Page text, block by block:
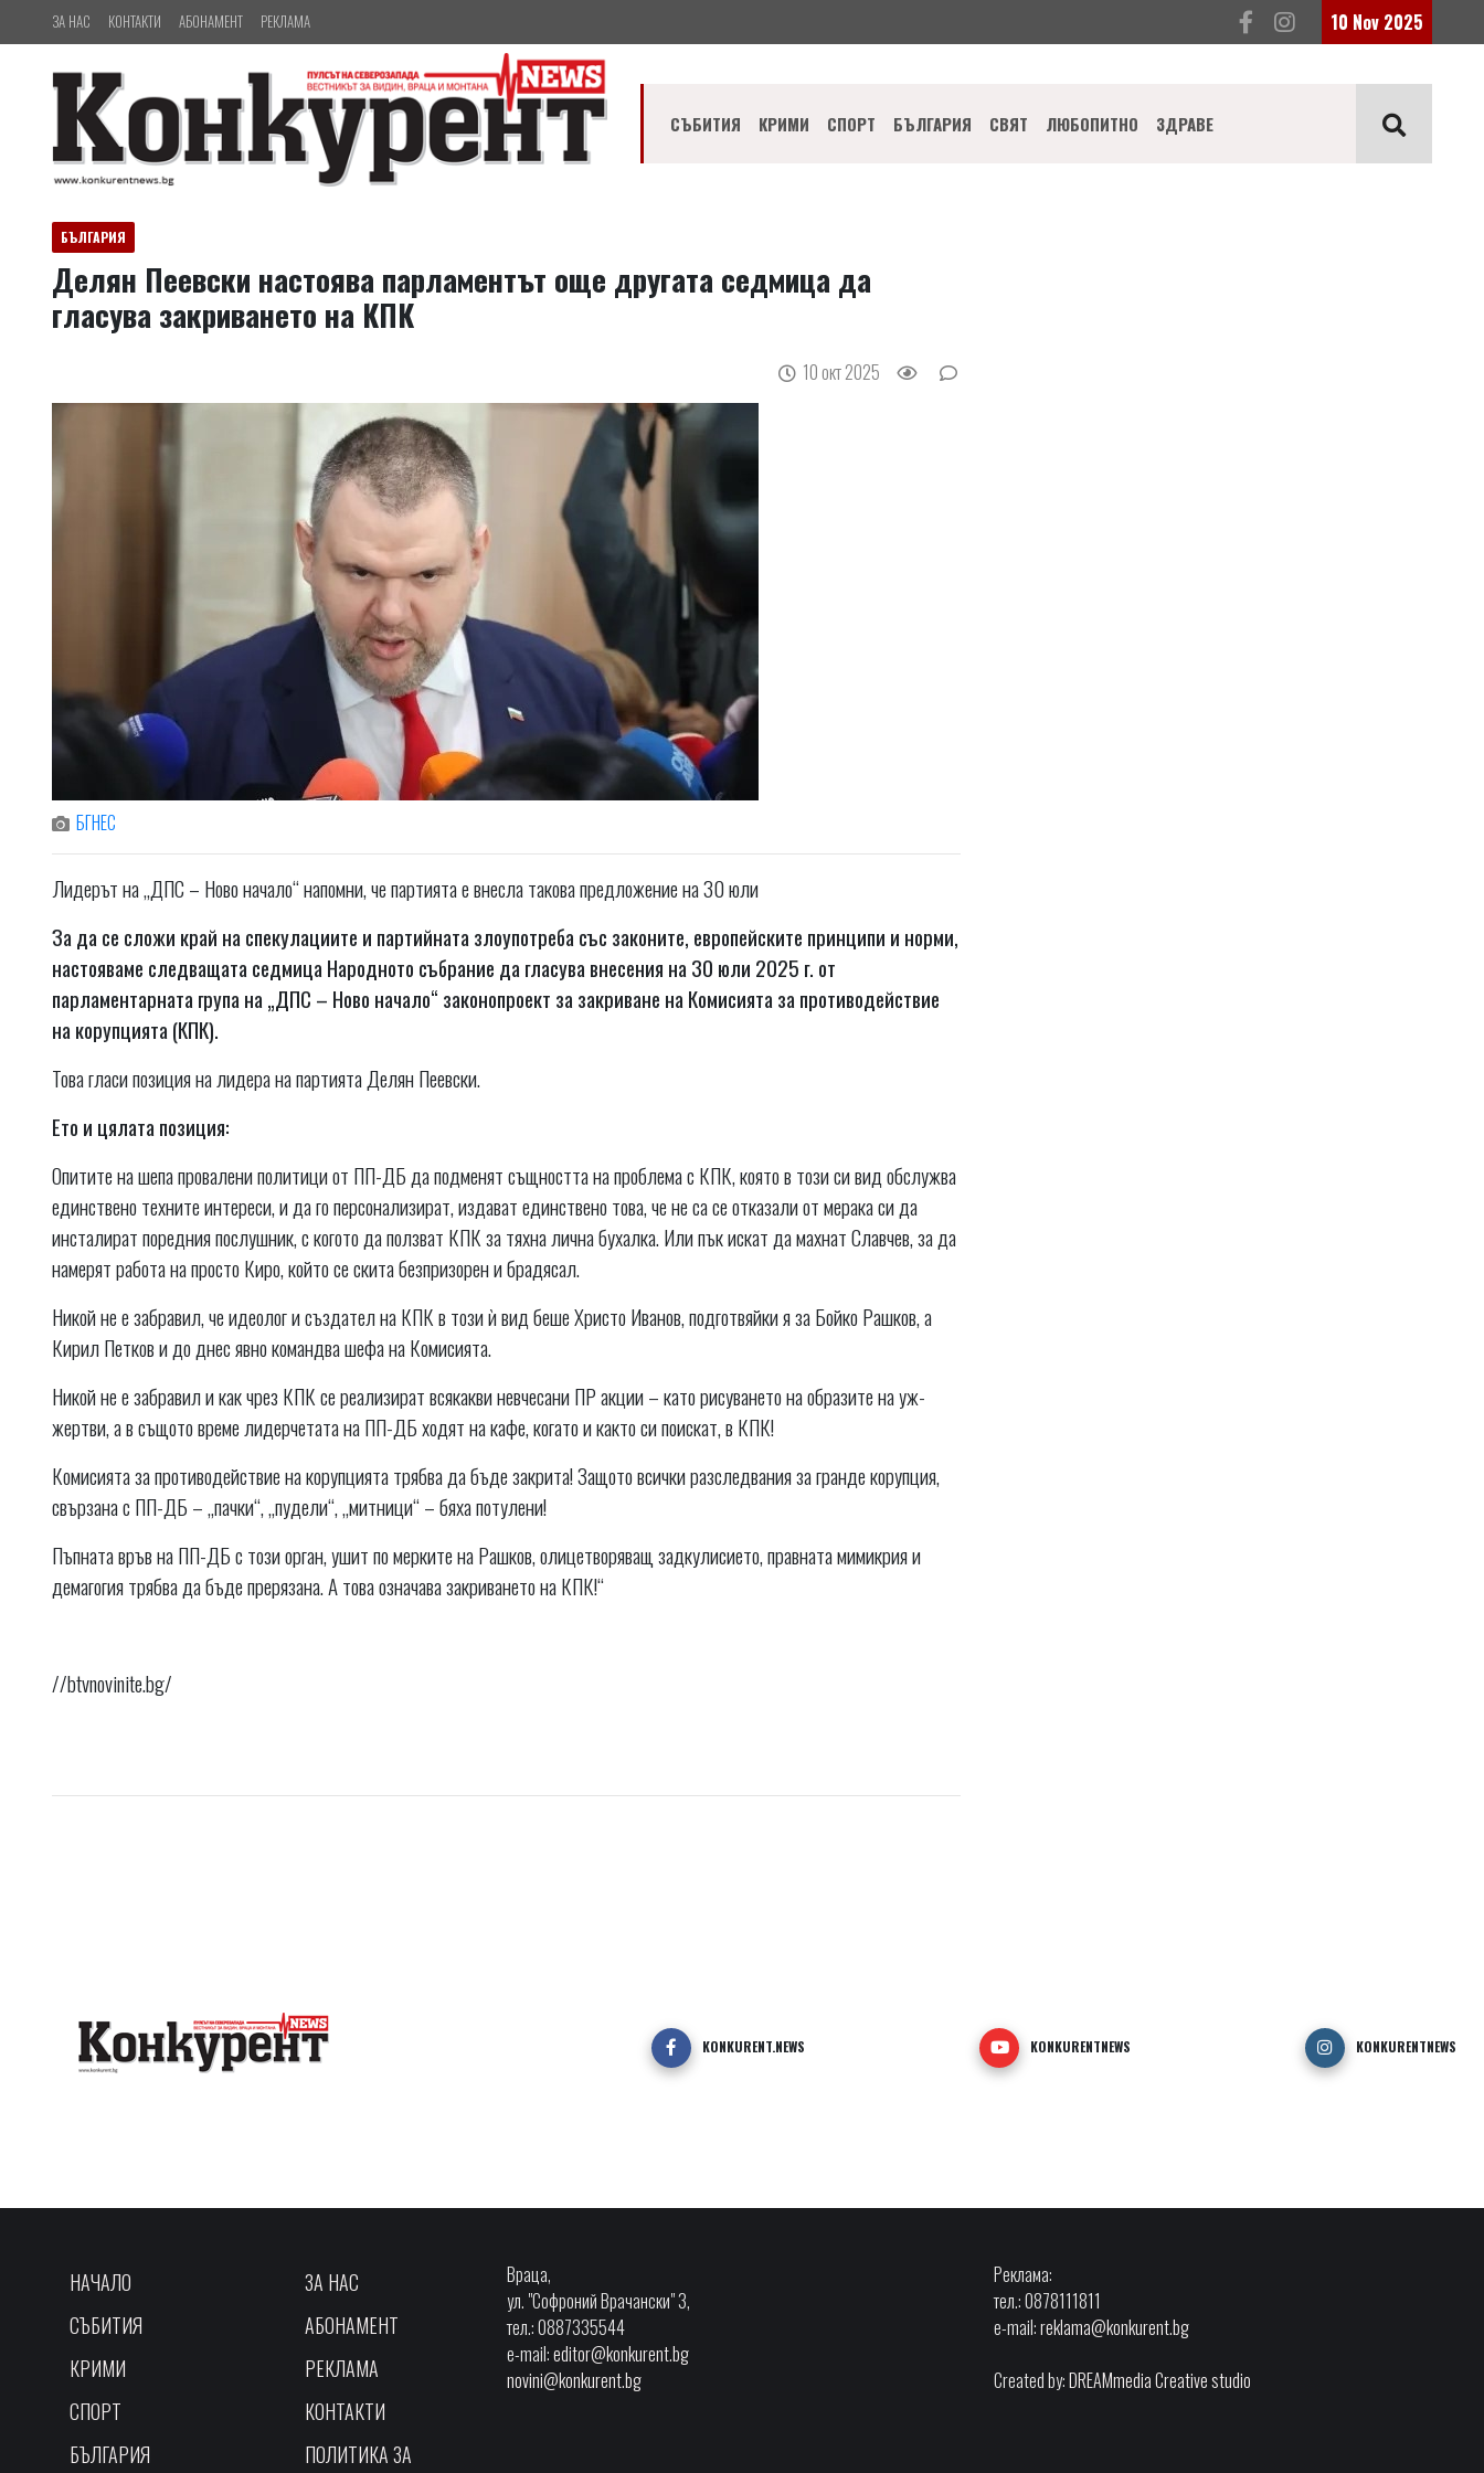
ЗА НАС КОНТАКТИ АБОНАМЕНТ РЕКЛАМА 10 Nov 2025
СЪБИТИЯ КРИМИ СПОРТ БЪЛГАРИЯ СВЯТ ЛЮБОПИТНО ЗДРАВЕ
БЪЛГАРИЯ
Делян Пеевски настоява парламентът още другата седмица да
гласува закриването на КПК
10 окт 2025
БГНЕС
Лидерът на „ДПС – Ново начало“ напомни, че партията е внесла такова предложение на 30 юли
За да се сложи край на спекулациите и партийната злоупотреба със законите, европейските принципи и норми,
настояваме следващата седмица Народното събрание да гласува внесения на 30 юли 2025 г. от
парламентарната група на „ДПС – Ново начало“ законопроект за закриване на Комисията за противодействие
на корупцията (КПК).
Това гласи позиция на лидера на партията Делян Пеевски.
Ето и цялата позиция:
Опитите на шепа провалени политици от ПП-ДБ да подменят същността на проблема с КПК, която в този си вид обслужва
единствено техните интереси, и да го персонализират, издават единствено това, че не са се отказали от мерака си да
инсталират поредния послушник, с когото да ползват КПК за тяхна лична бухалка. Или пък искат да махнат Славчев, за да
намерят работа на просто Киро, който се скита безпризорен и брадясал.
Никой не е забравил, че идеолог и създател на КПК в този ѝ вид беше Христо Иванов, подготвяйки я за Бойко Рашков, а
Кирил Петков и до днес явно командва шефа на Комисията.
Никой не е забравил и как чрез КПК се реализират всякакви невчесани ПР акции – като рисуването на образите на уж-
жертви, а в същото време лидерчетата на ПП-ДБ ходят на кафе, когато и както си поискат, в КПК!
Комисията за противодействие на корупцията трябва да бъде закрита! Защото всички разследвания за гранде корупция,
свързана с ПП-ДБ – „пачки“, „пудели“, „митници“ – бяха потулени!
Пъпната връв на ПП-ДБ с този орган, ушит по мерките на Рашков, олицетворяващ задкулисието, правната мимикрия и
демагогия трябва да бъде прерязана. А това означава закриването на КПК!“
//btvnovinite.bg/
KONKURENT.NEWS KONKURENTNEWS KONKURENTNEWS
НАЧАЛО
СЪБИТИЯ
КРИМИ
СПОРТ
БЪЛГАРИЯ
ЗА НАС
АБОНАМЕНТ
РЕКЛАМА
КОНТАКТИ
ПОЛИТИКА ЗА
Враца,
ул. "Софроний Врачански" 3,
тел.: 0887335544
e-mail:editor@konkurent.bg
novini@konkurent.bg
Реклама:
тел.: 0878111811
e-mail:reklama@konkurent.bg
Created by:DREAMmedia Creative studio